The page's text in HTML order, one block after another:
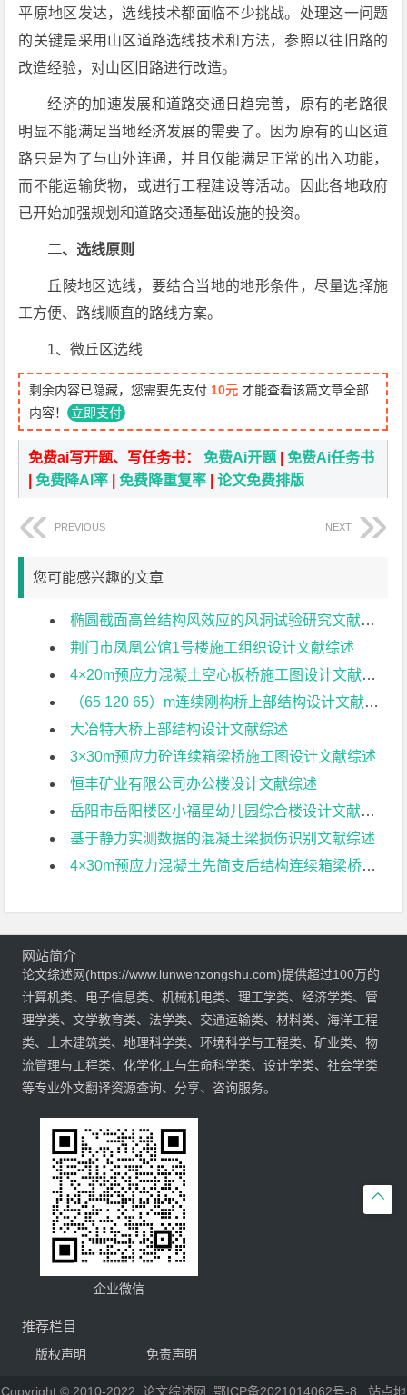
平原地区发达，选线技术都面临不少挑战。处理这一问题
的关键是采用山区道路选线技术和方法，参照以往旧路的
改造经验，对山区旧路进行改造。
经济的加速发展和道路交通日趋完善，原有的老路很
明显不能满足当地经济发展的需要了。因为原有的山区道
路只是为了与山外连通，并且仅能满足正常的出入功能，
而不能运输货物，或进行工程建设等活动。因此各地政府
已开始加强规划和道路交通基础设施的投资。
二、选线原则
丘陵地区选线，要结合当地的地形条件，尽量选择施
工方便、路线顺直的路线方案。
1、微丘区选线
剩余内容已隐藏，您需要先支付 10元 才能查看该篇文章全部
内容！ 立即支付
免费ai写开题、写任务书：免费Ai开题 |免费Ai任务书
|免费降AI率 |免费降重复率 |论文免费排版
PREVIOUS NEXT
您可能感兴趣的文章
椭圆截面高耸结构风效应的风洞试验研究文献综述
荆门市凤凰公馆1号楼施工组织设计文献综述
4×20m预应力混凝土空心板桥施工图设计文献综述
（65 120 65）m连续刚构桥上部结构设计文献综述
大冶特大桥上部结构设计文献综述
3×30m预应力砼连续箱梁桥施工图设计文献综述
恒丰矿业有限公司办公楼设计文献综述
岳阳市岳阳楼区小福星幼儿园综合楼设计文献综述
基于静力实测数据的混凝土梁损伤识别文献综述
4×30m预应力混凝土先简支后结构连续箱梁桥部分结构设计文献综述

网站简介
论文综述网(https://www.lunwenzongshu.com)提供超过100万的
计算机类、电子信息类、机械机电类、理工学类、经济学类、管
理学类、文学教育类、法学类、交通运输类、材料类、海洋工程
类、土木建筑类、地理科学类、环境科学与工程类、矿业类、物
流管理与工程类、化学化工与生命科学类、设计学类、社会学类
等专业外文翻译资源查询、分享、咨询服务。
企业微信
推荐栏目
版权声明 免责声明
Copyright © 2010-2022 论文综述网 鄂ICP备2021014062号-8 站点地